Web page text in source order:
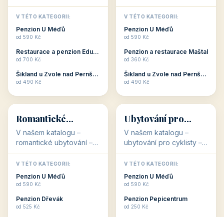
jsou pro Vás připraveny
objekty, které svojí
polohou či vybaveností,
nabízí klidné ubytování
V TÉTO KATEGORII:
Penzion U Méďů
od 590 Kč
Restaurace a penzion Eduard
od 700 Kč
Šikland u Zvole nad Pernštejnem
od 490 Kč
penziony a hotely, které
jsou přizpůsobeny pro
ubytování klientů vyššího
věku. Některé z nich
V TÉTO KATEGORII:
Penzion U Méďů
od 590 Kč
Penzion a restaurace Maštal
od 360 Kč
Šikland u Zvole nad Pernštejnem
od 490 Kč
💕
💕
Romantické
ubytování
V našem katalogu –
romantické ubytování –
jsou pro Vás připraveny
objekty, které svojí
stavbou, polohou anebo
zaměřením nabízí
Romantické ...
V TÉTO KATEGORII:
Penzion U Méďů
od 590 Kč
Penzion Dřevák
od 525 Kč
🚴
🚴
32 objektů
Ubytování pro
cyklisty
V našem katalogu –
ubytování pro cyklisty –
jsou pro Vás připraveny
objekty, které jsou na
milovníky cykloturistiky
připraveny. Většinou mají
V TÉTO KATEGORII:
Penzion U Méďů
od 590 Kč
Penzion Pepicentrum
od 250 Kč